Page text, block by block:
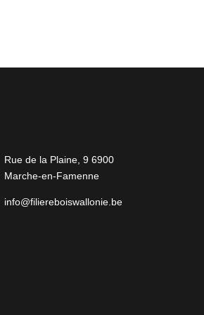
Rue de la Plaine, 9 6900
Marche-en-Famenne
info@filiereboiswallonie.be